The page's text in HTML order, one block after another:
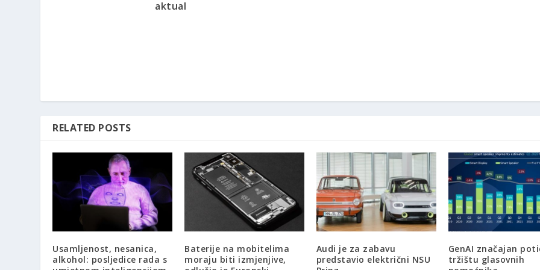
aktual
RELATED POSTS
Usamljenost, nesanica,
alkohol: posljedice rada s
Baterije na mobitelima
moraju biti izmjenjive,
Audi je za zabavu
predstavio električni NSU
GenAI značajan
tržištu glasovnih